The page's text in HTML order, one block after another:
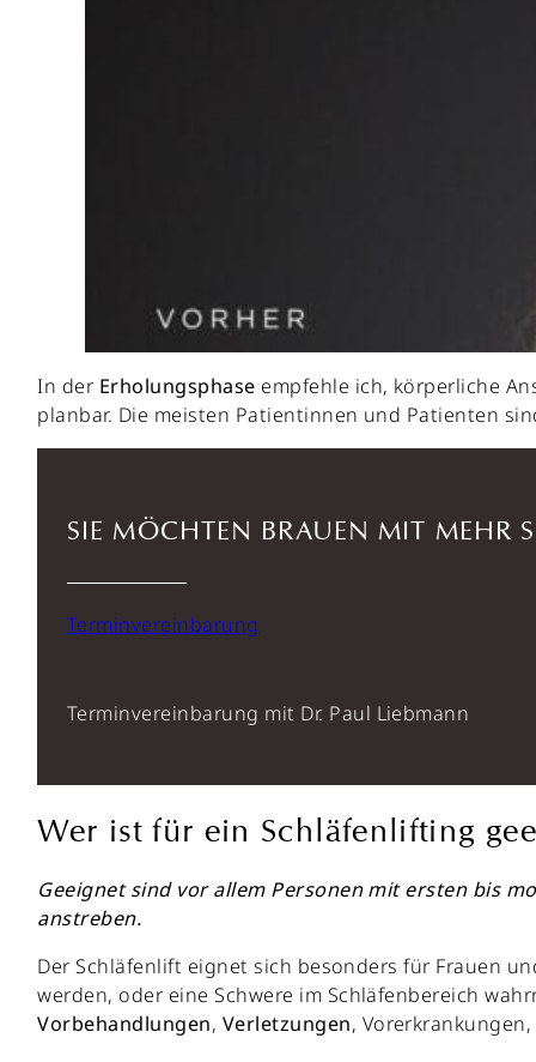
In der Erholungsphase empfehle ich, körperliche
planbar. Die meisten Patientinnen und Patienten
SIE MÖCHTEN BRAUEN MIT MEHR
Terminvereinbarung
Terminvereinbarung mit Dr. Paul Liebmann
Wer ist für ein Schläfenlifting
Geeignet sind vor allem Personen mit ersten bis
anstreben.
Der Schläfenlift eignet sich besonders für Frauen
werden, oder eine Schwere im Schläfenbereich
Vorbehandlungen, Verletzungen,